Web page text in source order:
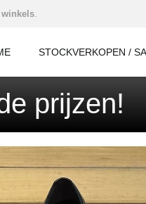
winkels.
STOCKVERKOPEN /
prijzen!